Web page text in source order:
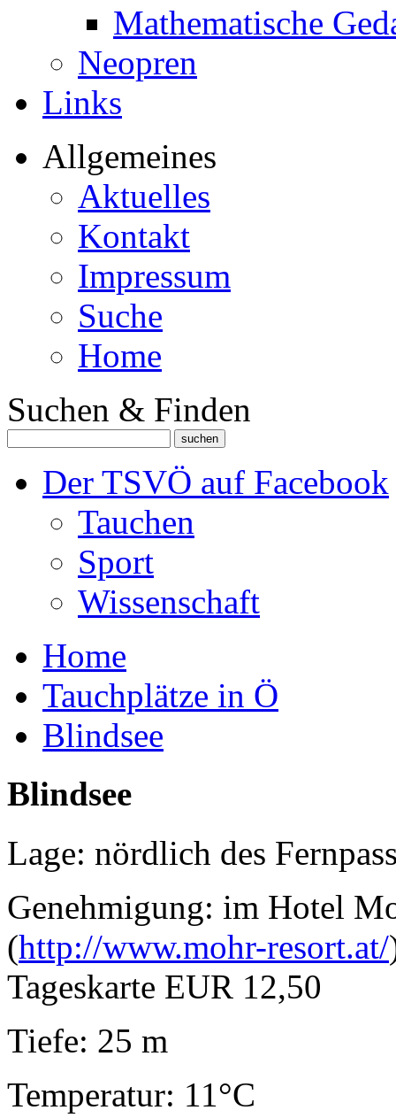
Mathematische
Neopren
Links
Allgemeines
Aktuelles
Kontakt
Impressum
Suche
Home
Suchen & Finden
Der TSVÖ auf Facebook
Tauchen
Sport
Wissenschaft
Home
Tauchplätze in Ö
Blindsee
Blindsee
Lage: nördlich des
Genehmigung: im Hotel
(http://www.mohr-resort.at/
Tageskarte EUR 12,50
Tiefe: 25 m
Temperatur: 11°C